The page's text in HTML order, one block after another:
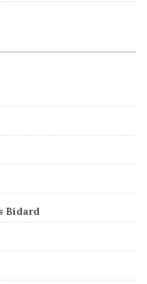
Bidard